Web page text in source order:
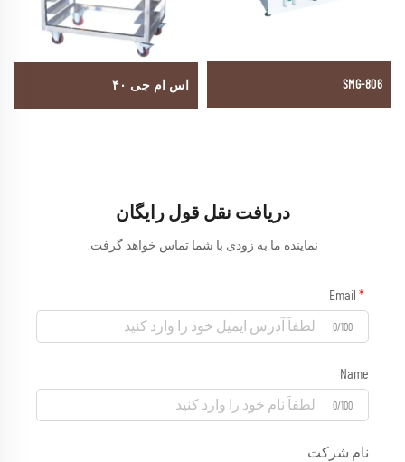
SMG-806 اس ام جی ۴۰
دریافت نقل قول رایگان
نماینده ما به زودی با شما تماس خواهد گرفت.
0/100
Name
0/100
نام شرکت